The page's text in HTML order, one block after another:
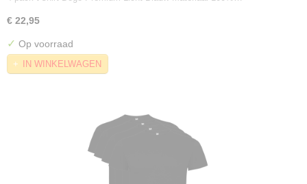
€ 22,95
✓ Op voorraad
IN WINKELWAGEN